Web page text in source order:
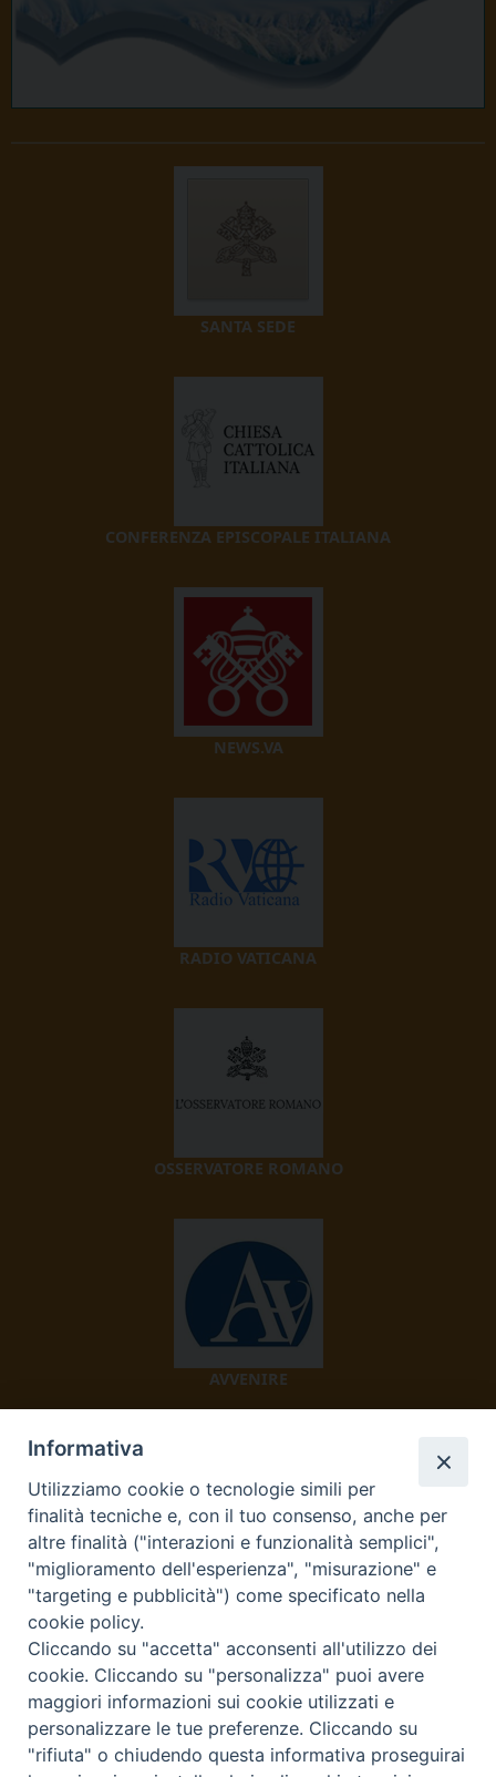
SANTA SEDE
CONFERENZA EPISCOPALE ITALIANA
NEWS.VA
RADIO VATICANA
OSSERVATORE ROMANO
AVVENIRE
TV 2000
Diocesi di Ivrea
Curia Vescovile Piazza Castello, 3 10015 Ivrea (To) Tel.
Informativa
Utilizziamo cookie o tecnologie simili per
finalità tecniche e, con il tuo consenso, anche per
altre finalità ("interazioni e funzionalità semplici",
"miglioramento dell'esperienza", "misurazione" e
"targeting e pubblicità") come specificato nella
cookie policy.
Cliccando su "accetta" acconsenti all'utilizzo dei
cookie. Cliccando su "personalizza" puoi avere
maggiori informazioni sui cookie utilizzati e
personalizzare le tue preferenze. Cliccando su
"rifiuta" o chiudendo questa informativa proseguirai